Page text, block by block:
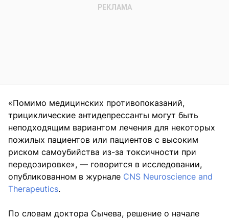
«Помимо медицинских противопоказаний,
трициклические антидепрессанты могут быть
неподходящим вариантом лечения для некоторых
пожилых пациентов или пациентов с высоким
риском самоубийства из-за токсичности при
передозировке», — говорится в исследовании,
опубликованном в журнале CNS Neuroscience and
Therapeutics.
По словам доктора Сычева, решение о начале